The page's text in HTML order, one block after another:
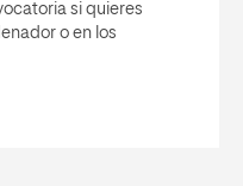
si quieres
o en los